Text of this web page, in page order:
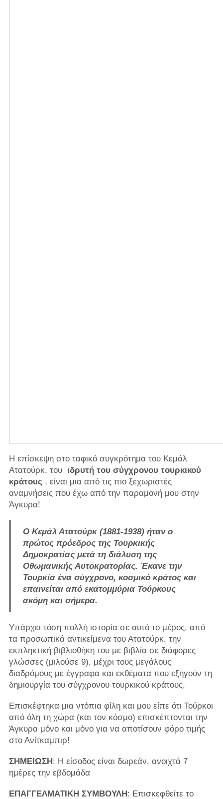
Η επίσκεψη στο ταφικό συγκρότημα του Κεμάλ
Ατατούρκ, του ιδρυτή του σύγχρονου τουρκικού
κράτους , είναι μια από τις πιο ξεχωριστές
αναμνήσεις που έχω από την παραμονή μου στην
Άγκυρα!
Ο Κεμάλ Ατατούρκ (1881-1938) ήταν ο
πρώτος πρόεδρος της Τουρκικής
Δημοκρατίας μετά τη διάλυση της
Οθωμανικής Αυτοκρατορίας. Έκανε την
Τουρκία ένα σύγχρονο, κοσμικό κράτος και
επαινείται από εκατομμύρια Τούρκους
ακόμη και σήμερα.
Υπάρχει τόση πολλή ιστορία σε αυτό το μέρος, από
τα προσωπικά αντικείμενα του Ατατούρκ, την
εκπληκτική βιβλιοθήκη του με βιβλία σε διάφορες
γλώσσες (μιλούσε 9), μέχρι τους μεγάλους
διαδρόμους με έγγραφα και εκθέματα που εξηγούν τη
δημιουργία του σύγχρονου τουρκικού κράτους.
Επισκέφτηκα μια ντόπια φίλη και μου είπε ότι Τούρκοι
από όλη τη χώρα (και τον κόσμο) επισκέπτονται την
Άγκυρα μόνο και μόνο για να αποτίσουν φόρο τιμής
στο Ανίτκαμπιρ!
ΣΗΜΕΙΩΣΗ: Η είσοδος είναι δωρεάν, ανοιχτά 7
ημέρες την εβδομάδα
ΕΠΑΓΓΕΛΜΑΤΙΚΗ ΣΥΜΒΟΥΛΗ: Επισκεφθείτε το